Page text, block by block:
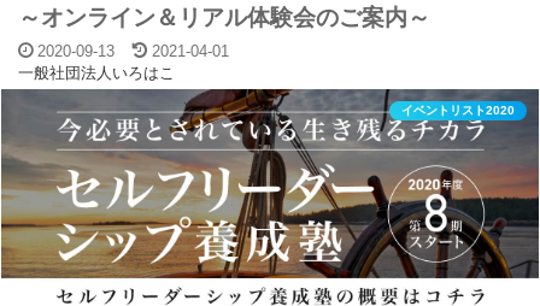
～オンライン＆リアル体験会のご案内～
2020-09-13
2021-04-01
一般社団法人いろはこ
イベントリスト2020